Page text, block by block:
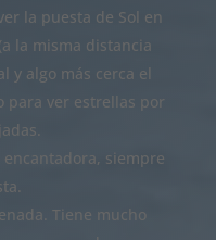
la puesta de Sol en
la misma distancia
y algo más cerca el
para ver estrellas por
encantadora, siempre
Tiene mucho